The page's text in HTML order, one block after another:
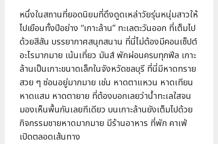
หนึ่งในสถานที่ยอดนิยมที่ดึงดูดเหล่าวัยรุ่นหนุ่มสาวให้
ไปเยือนทั้งปีอย่าง “เกาะล้าน” ทะเลตะวันออก ที่เต็มไป
ด้วยสีสัน บรรยากาศสนุกสนาน ที่นี่ไม่ต้องมีคอนเซ็ปต์
อะไรมากมาย เน้นเที่ยว มันส์ พักผ่อนครบทุกฟีล เกาะ
ล้านเป็นเกาะขนาดเล็กในจังหวัดชลบุรี ที่นี่มีหาดทราย
สวย ๆ ซ่อนอยู่มากมาย เช่น หาดตาแหวน หาดเทียน
หาดแสม หาดตายาย ที่ต้องบอกเลยว่าน้ำทะเลใสจน
มองเห็นพื้นกันเลยทีเดียว บนเกาะล้านยังเต็มไปด้วย
กิจกรรมชายหาดมากมาย มีร้านอาหาร ที่พัก คาเฟ่
เปิดตลอดเส้นทาง